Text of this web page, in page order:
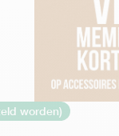
worden)